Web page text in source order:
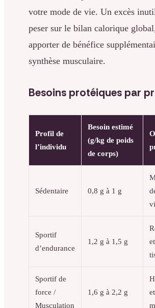
votre mode de vie. Un excès
peser sur le bilan calorique
apporter de bénéfice
synthèse musculaire.
Besoins protéiques par
Profil de
l’individu
Besoin estimé
(g/kg de poids
de corps)
Sédentaire 0,8 g à 1 g
Sportif
d’endurance
1,2 g à 1,5 g
Sportif de
force /
Musculation
1,6 g à 2,2 g